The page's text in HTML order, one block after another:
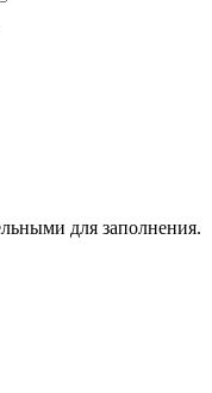
для заполнения.